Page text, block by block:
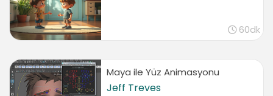
60dk
Maya ile Yüz Animasyonu
Jeff Treves